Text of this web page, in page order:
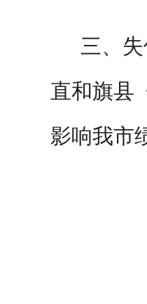
三、
直和旗县
影响我市